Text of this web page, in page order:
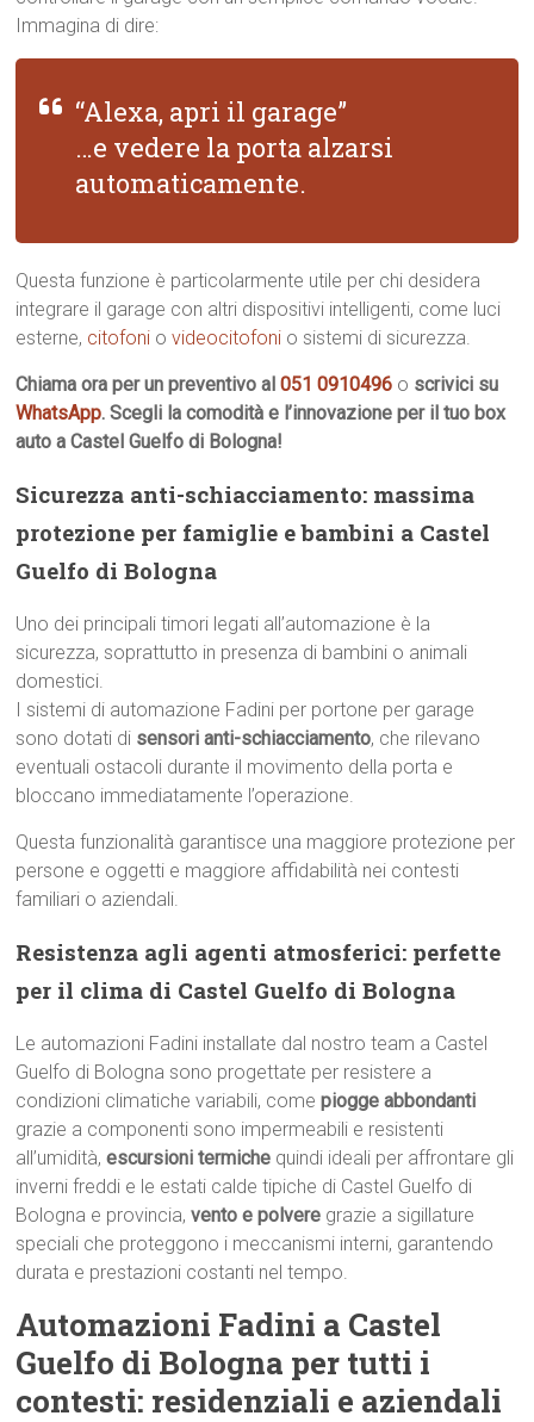
Immagina di dire:
“Alexa, apri il garage”
…e vedere la porta alzarsi
automaticamente.
Questa funzione è particolarmente utile per chi desidera
integrare il garage con altri dispositivi intelligenti, come luci
esterne, citofoni ovideocitofoni o sistemi di sicurezza.
Chiama ora per un preventivo al051 0910496 o scrivici su
WhatsApp. Scegli la comodità e l’innovazione per il tuo box
auto a Castel Guelfo di Bologna!
Sicurezza anti-schiacciamento: massima
protezione per famiglie e bambini a Castel
Guelfo di Bologna
Uno dei principali timori legati all’automazione è la
sicurezza, soprattutto in presenza di bambini o animali
domestici.
I sistemi di automazione Fadini per portone per garage
sono dotati di sensori anti-schiacciamento, che rilevano
eventuali ostacoli durante il movimento della porta e
bloccano immediatamente l’operazione.
Questa funzionalità garantisce una maggiore protezione per
persone e oggetti e maggiore affidabilità nei contesti
familiari o aziendali.
Resistenza agli agenti atmosferici: perfette
per il clima di Castel Guelfo di Bologna
Le automazioni Fadini installate dal nostro team a Castel
Guelfo di Bologna sono progettate per resistere a
condizioni climatiche variabili, comepiogge abbondanti
grazie a componenti sono impermeabili e resistenti
all’umidità,escursioni termiche quindi ideali per affrontare gli
inverni freddi e le estati calde tipiche di Castel Guelfo di
Bologna e provincia,vento e polvere grazie a sigillature
speciali che proteggono i meccanismi interni, garantendo
durata e prestazioni costanti nel tempo.
Automazioni Fadini a Castel
Guelfo di Bologna per tutti i
contesti: residenziali e aziendali